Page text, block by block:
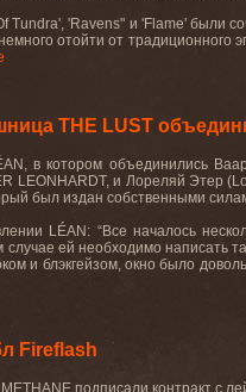
Tundra', 'Ravens" и 'Flame' были
отойти от
THE LUST
в котором объединились
LEONHARDT, и Лореляй Этер
был издан собственными
LÉAN: “Все началось
ей необходимо написать
и блэкгейзом, окно было
Fireflash
подписали контракт с